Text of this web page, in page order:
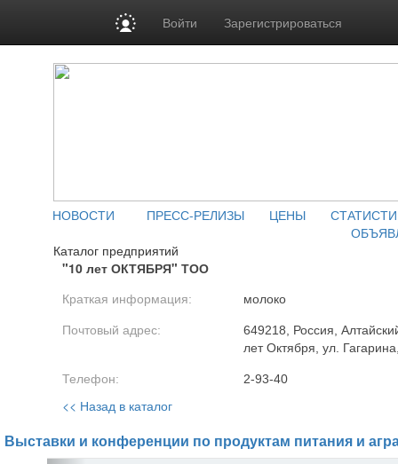
Войти Зарегистрироваться
НОВОСТИ ПРЕСС-РЕЛИЗЫ ЦЕНЫ
Каталог предприятий
"10 лет ОКТЯБРЯ" ТОО
Краткая информация: молоко
Почтовый адрес:
649218, Россия,
лет Октября, ул.
Телефон: 2-93-40
<< Назад в каталог
Выставки и конференции по продуктам питания и